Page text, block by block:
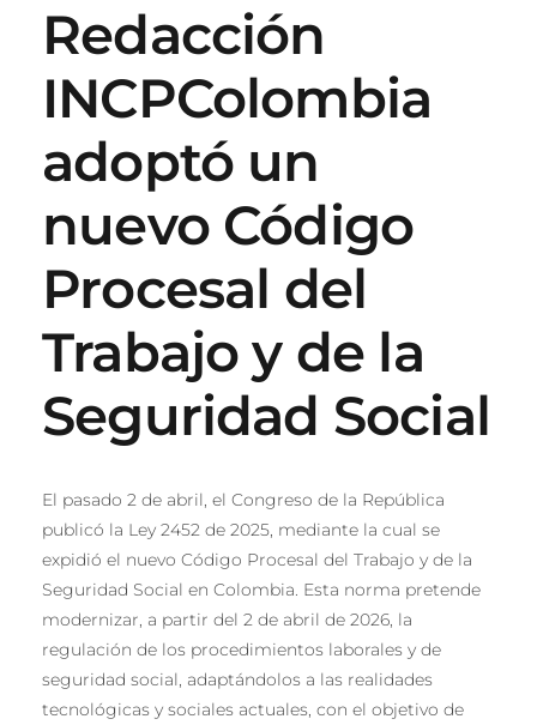
Redacción
INCPColombia
adoptó un
nuevo Código
Procesal del
Trabajo y de la
Seguridad Social
El pasado 2 de abril, el Congreso de la República
publicó la Ley 2452 de 2025, mediante la cual se
expidió el nuevo Código Procesal del Trabajo y de la
Seguridad Social en Colombia. Esta norma pretende
modernizar, a partir del 2 de abril de 2026, la
regulación de los procedimientos laborales y de
seguridad social, adaptándolos a las realidades
tecnológicas y sociales actuales, con el objetivo de